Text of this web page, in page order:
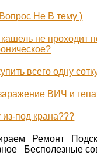
Не В тему )
не проходит
всего одну
ВИЧ и
под крана???
Ремонт
Бесполезные